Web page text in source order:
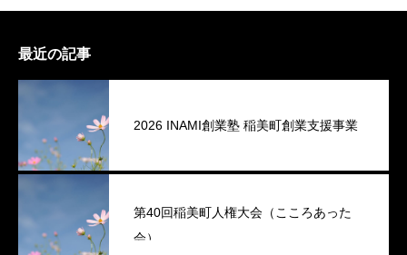
最近の記事
2026 INAMI創業塾 稲美町創業支援事業
第40回稲美町人権大会（こころあった
会）